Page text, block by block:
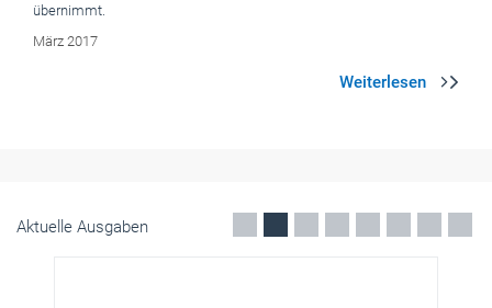
übernimmt.
März 2017
Aktuelle Ausgaben